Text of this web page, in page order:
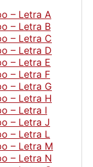
– Letra A
– Letra B
– Letra C
– Letra D
– Letra E
– Letra F
– Letra G
– Letra H
– Letra I
– Letra J
– Letra L
– Letra M
– Letra N